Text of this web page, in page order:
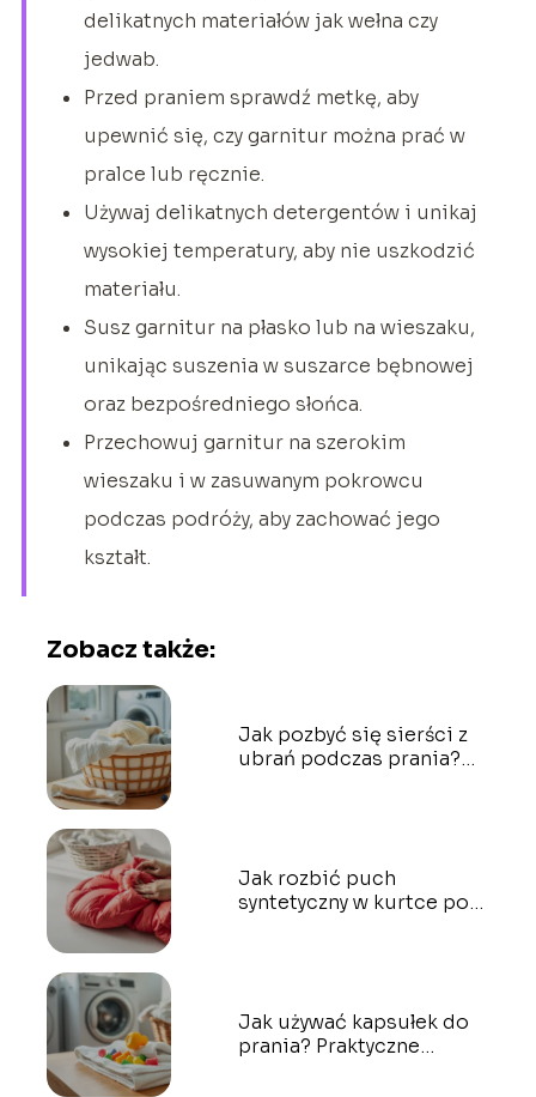
delikatnych materiałów jak wełna czy
jedwab.
Przed praniem sprawdź metkę, aby
upewnić się, czy garnitur można prać w
pralce lub ręcznie.
Używaj delikatnych detergentów i unikaj
wysokiej temperatury, aby nie uszkodzić
materiału.
Susz garnitur na płasko lub na wieszaku,
unikając suszenia w suszarce bębnowej
oraz bezpośredniego słońca.
Przechowuj garnitur na szerokim
wieszaku i w zasuwanym pokrowcu
podczas podróży, aby zachować jego
kształt.
Zobacz także:
Jak pozbyć się sierści z
ubrań podczas prania?
Jak rozbić puch
syntetyczny w kurtce po
Jak używać kapsułek do
prania? Praktyczne